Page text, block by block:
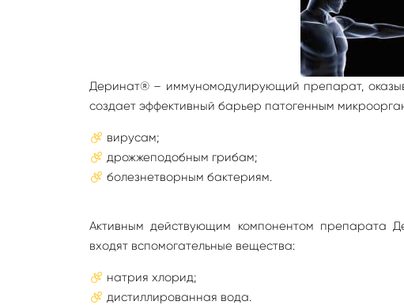
Деринат® – иммуномодулирующий препарат,
создает эффективный барьер патогенным
вирусам;
дрожжеподобным грибам;
болезнетворным бактериям.
Активным действующим компонентом препарата
входят вспомогательные вещества:
натрия хлорид;
дистиллированная вода.